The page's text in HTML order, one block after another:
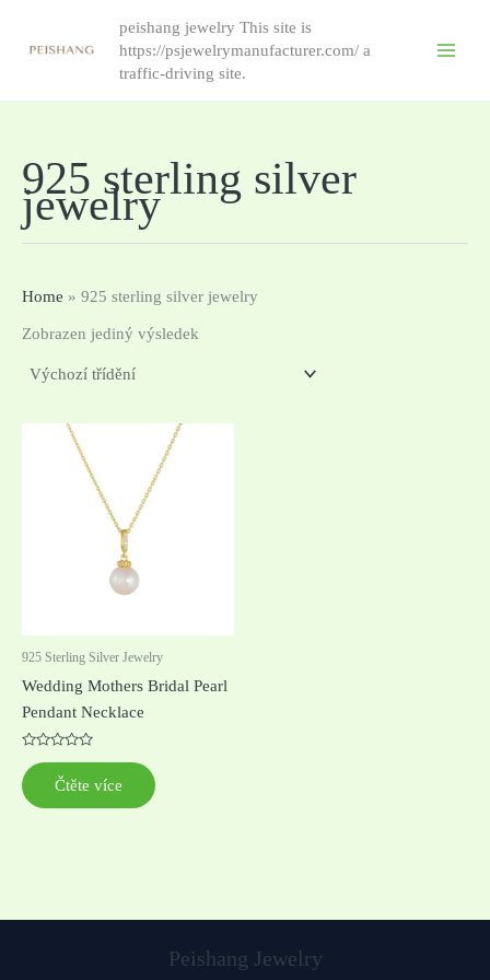
peishang jewelry This site is
https://psjewelrymanufacturer.com/ a
traffic-driving site.
925 sterling silver
jewelry
Home » 925 sterling silver jewelry
Zobrazen jediný výsledek
925 Sterling Silver Jewelry
Wedding Mothers Bridal Pearl
Pendant Necklace
Hodnocení
0
z
5
Čtěte více
Peishang Jewelry